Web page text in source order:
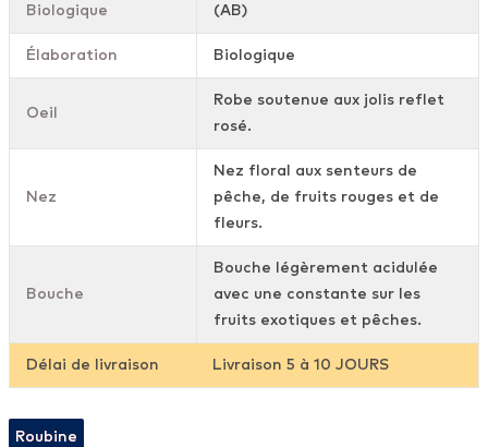
Biologique
(AB)
Élaboration Biologique
Oeil
Robe soutenue aux jolis reflet
rosé.
Nez
Nez floral aux senteurs de
pêche, de fruits rouges et de
fleurs.
Bouche
Bouche légèrement acidulée
avec une constante sur les
fruits exotiques et pêches.
Délai de livraison Livraison 5 à 10 JOURS
Roubine